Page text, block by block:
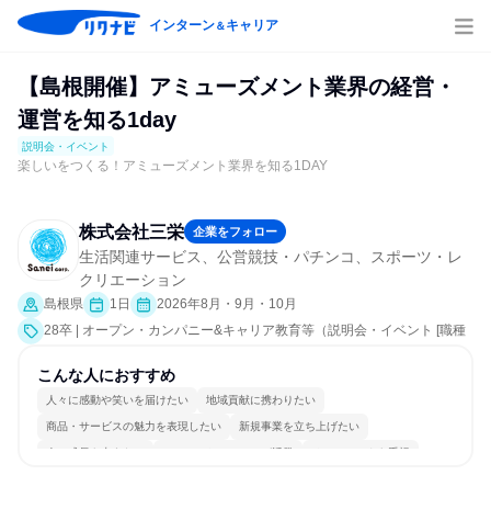
インターン＆キャリア
【島根開催】アミューズメント業界の経営・
運営を知る1day
説明会・イベント
楽しいをつくる！アミューズメント業界を知る1DAY
株式会社三栄 企業をフォロー
生活関連サービス、公営競技・パチンコ、スポーツ・レ
クリエーション
島根県 1日
2026年8月・9月・10月
28卒 | オープン・カンパニー&キャリア教育等（説明会・イベント [職種
こんな人におすすめ
人々に感動や笑いを届けたい 地域貢献に携わりたい
商品・サービスの魅力を表現したい 新規事業を立ち上げたい
人の成長を支えたい コミュニケーションが活発 チームワークを重視